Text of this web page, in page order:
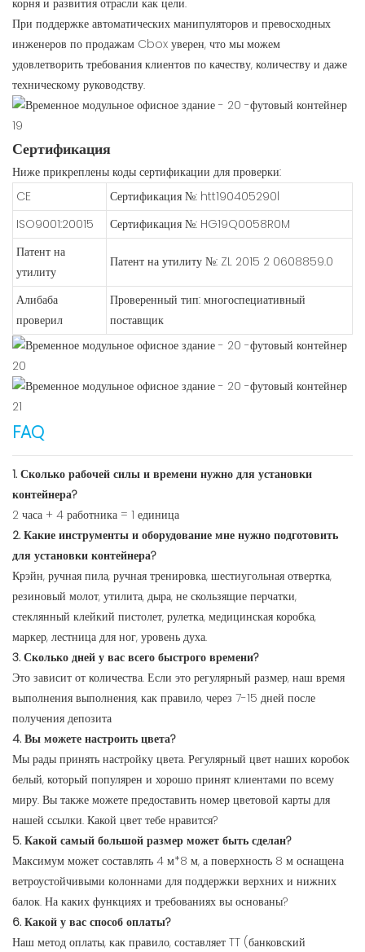
корня и развития отрасли как цели.
При поддержке автоматических манипуляторов и превосходных
инженеров по продажам Cbox уверен, что мы можем
удовлетворить требования клиентов по качеству, количеству и даже
техническому руководству.
Сертификация
Ниже прикреплены коды сертификации для проверки:
CE
Сертификация №: htt190405290l
ISO9001:20015
Сертификация №: HG19Q0058R0M
Патент на
утилиту
Патент на утилиту №: ZL 2015 2 0608859.0
Алибаба
проверил
Проверенный тип: многоспециативный
поставщик
FAQ
1. Сколько рабочей силы и времени нужно для установки
контейнера?
2 часа + 4 работника = 1 единица
2. Какие инструменты и оборудование мне нужно подготовить
для установки контейнера?
Крэйн, ручная пила, ручная тренировка, шестиугольная отвертка,
резиновый молот, утилита, дыра, не скользящие перчатки,
стеклянный клейкий пистолет, рулетка, медицинская коробка,
маркер, лестница для ног, уровень духа.
3. Сколько дней у вас всего быстрого времени?
Это зависит от количества. Если это регулярный размер, наш время
выполнения выполнения, как правило, через 7-15 дней после
получения депозита
4. Вы можете настроить цвета?
Мы рады принять настройку цвета. Регулярный цвет наших коробок
белый, который популярен и хорошо принят клиентами по всему
миру. Вы также можете предоставить номер цветовой карты для
нашей ссылки. Какой цвет тебе нравится?
5. Какой самый большой размер может быть сделан?
Максимум может составлять 4 м*8 м, а поверхность 8 м оснащена
ветроустойчивыми колоннами для поддержки верхних и нижних
балок. На каких функциях и требованиях вы основаны?
6. Какой у вас способ оплаты?
Наш метод оплаты, как правило, составляет TT (банковский